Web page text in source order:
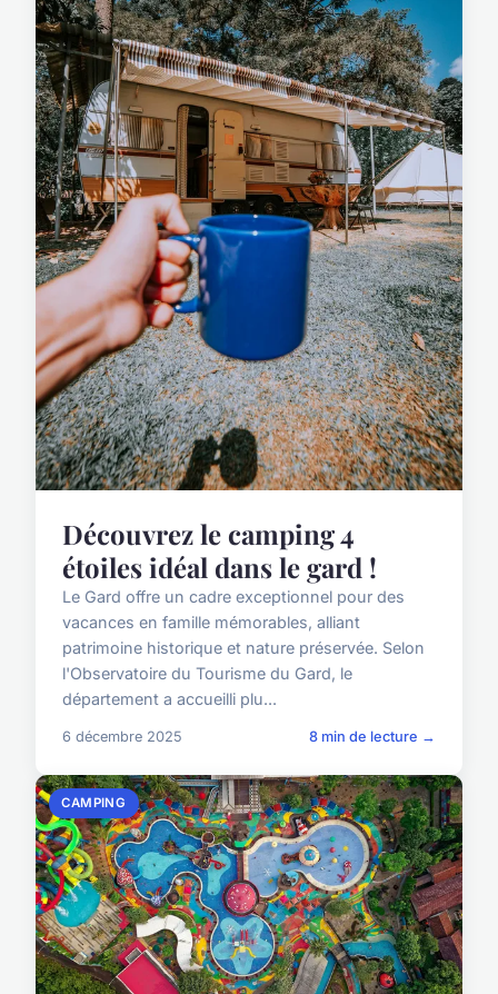
Découvrez le camping 4
étoiles idéal dans le gard !
Le Gard offre un cadre exceptionnel pour des
vacances en famille mémorables, alliant
patrimoine historique et nature préservée. Selon
l'Observatoire du Tourisme du Gard, le
département a accueilli plu...
6 décembre 2025 8 min de lecture →
CAMPING